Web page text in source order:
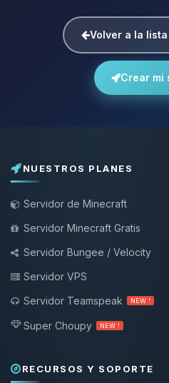
Volver a la
Crear mi
NUESTROS PLANES
Servidor de Minecraft
Servidor Minecraft Gratis
Servidor Bungee / Velocity
Servidor VPS
Servidor Teamspeak
NEW !
Super Choupy NEW !
RECURSOS Y SOPORTE